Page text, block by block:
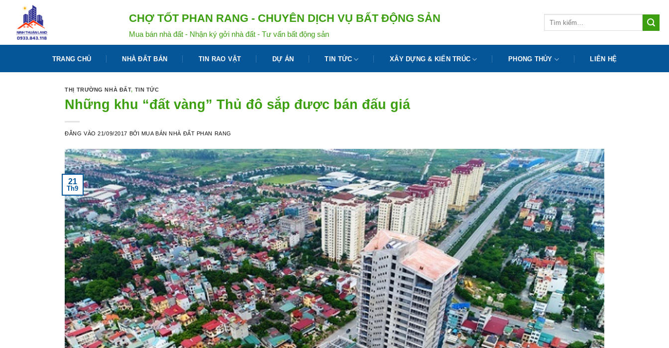
dung
CHỢ TỐT PHAN RANG - CHUYÊN DỊCH VỤ BẤT ĐỘNG SẢN
Mua bán nhà đất - Nhận ký gởi nhà đất - Tư vấn bất động sản
TRANG CHỦ NHÀ ĐẤT BÁN TIN RAO VẶT DỰ ÁN TIN TỨC XÂY DỰNG & KIẾN TRÚC PHONG THỦY LIÊN HỆ
THỊ TRƯỜNG NHÀ ĐẤT, TIN TỨC
Những khu “đất vàng” Thủ đô sắp được bán đấu giá
ĐĂNG VÀO21/09/2017 BỞI MUA BÁN NHÀ ĐẤT PHAN RANG
21
Th9